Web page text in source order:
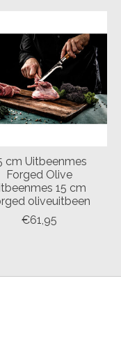
cm Uitbeenmes
Forged Olive
15 cm
oliveuitbeen
€61,95